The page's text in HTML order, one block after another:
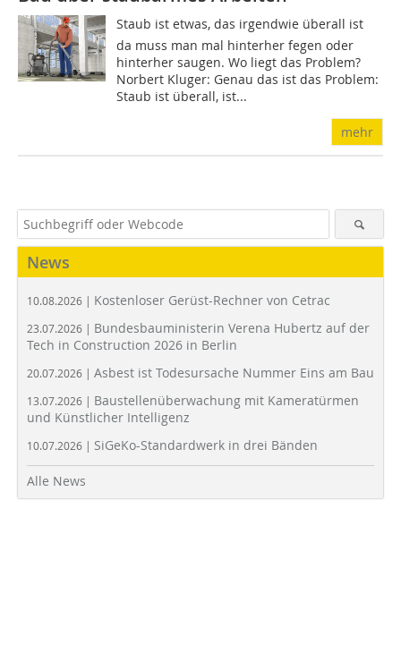
Staub ist etwas, das irgendwie überall ist 
da muss man mal hinterher fegen oder
hinterher saugen. Wo liegt das Problem?
Norbert Kluger: Genau das ist das Problem:
Staub ist überall, ist...
mehr
News
10.08.2026 | Kostenloser Gerüst-Rechner von Cetrac
23.07.2026 | Bundesbauministerin Verena Hubertz auf der
Tech in Construction 2026 in Berlin
20.07.2026 | Asbest ist Todesursache Nummer Eins am Bau
13.07.2026 | Baustellenüberwachung mit Kameratürmen
und Künstlicher Intelligenz
10.07.2026 | SiGeKo-Standardwerk in drei Bänden
Alle News